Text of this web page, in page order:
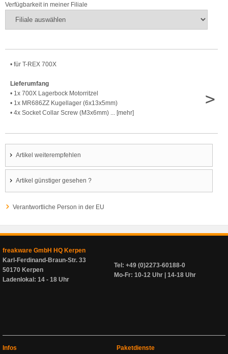
Verfügbarkeit in meiner Filiale
• für T-REX 700X
Lieferumfang
• 1x 700X Lagerbock Motorritzel
• 1x MR686ZZ Kugellager (6x13x5mm)
• 4x Socket Collar Screw (M3x6mm) ... [mehr]
>
Artikel weiterempfehlen
Artikel günstiger gesehen ?
Verantwortliche Person in der EU
freakware GmbH HQ Kerpen
Karl-Ferdinand-Braun-Str. 33
50170 Kerpen
Ladenlokal: 14 - 18 Uhr
Tel: +49 (0)2273-60188-0
Mo-Fr: 10-12 Uhr | 14-18 Uhr
Infos
Paketdienste